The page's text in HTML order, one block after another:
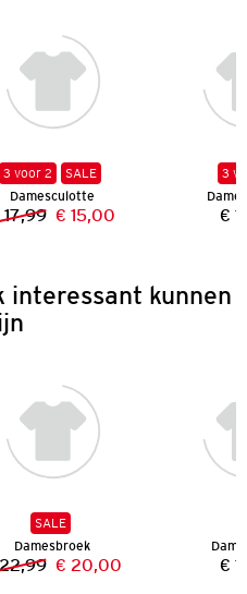
3 voor 2
SALE
Damesculotte
Vorige prijs:
17,99 Nieuwe prijs:
€ 15,00
3
€
interessant kunnen
SALE
Damesbroek
Vorige prijs:
Nieuwe prijs:
€ 20,00 €